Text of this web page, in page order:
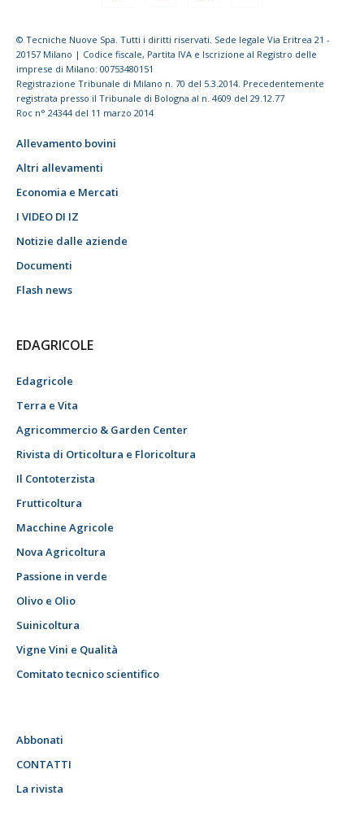
© Tecniche Nuove Spa. Tutti i diritti riservati. Sede legale Via Eritrea 21 -
20157 Milano | Codice fiscale, Partita IVA e Iscrizione al Registro delle
imprese di Milano: 00753480151
Registrazione Tribunale di Milano n. 70 del 5.3.2014. Precedentemente
registrata presso il Tribunale di Bologna al n. 4609 del 29.12.77
Roc n° 24344 del 11 marzo 2014
Allevamento bovini
Altri allevamenti
Economia e Mercati
I VIDEO DI IZ
Notizie dalle aziende
Documenti
Flash news
EDAGRICOLE
Edagricole
Terra e Vita
Agricommercio & Garden Center
Rivista di Orticoltura e Floricoltura
Il Contoterzista
Frutticoltura
Macchine Agricole
Nova Agricoltura
Passione in verde
Olivo e Olio
Suinicoltura
Vigne Vini e Qualità
Comitato tecnico scientifico
Abbonati
CONTATTI
La rivista